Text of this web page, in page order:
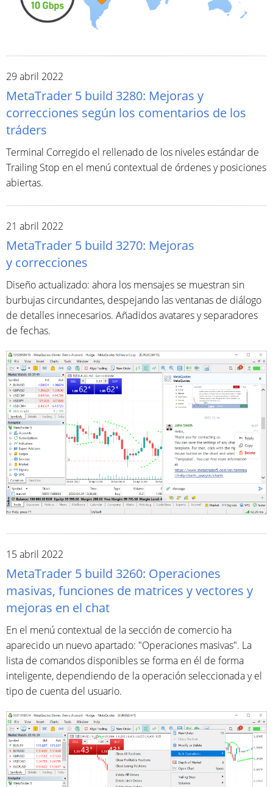
29 abril 2022
MetaTrader 5 build 3280: Mejoras y
correcciones según los comentarios de los
tráders
Terminal Corregido el rellenado de los niveles estándar de
Trailing Stop en el menú contextual de órdenes y posiciones
abiertas.
21 abril 2022
MetaTrader 5 build 3270: Mejoras
y correcciones
Diseño actualizado: ahora los mensajes se muestran sin
burbujas circundantes, despejando las ventanas de diálogo
de detalles innecesarios. Añadidos avatares y separadores
de fechas.
15 abril 2022
MetaTrader 5 build 3260: Operaciones
masivas, funciones de matrices y vectores y
mejoras en el chat
En el menú contextual de la sección de comercio ha
aparecido un nuevo apartado: "Operaciones masivas". La
lista de comandos disponibles se forma en él de forma
inteligente, dependiendo de la operación seleccionada y el
tipo de cuenta del usuario.